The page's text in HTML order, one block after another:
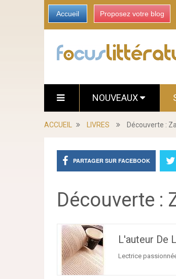
Accueil Proposez votre blog
NOUVEAUX
ACCUEIL LIVRES Découverte :
PARTAGER SUR FACEBOOK
Découverte :
L'auteur De
Lectrice